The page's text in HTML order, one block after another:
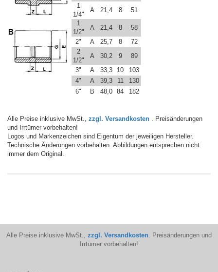
1
1/4"
A 21,4 8
51
1
1/2"
A 21,4 8
58
2"
A 25,7 8
72
2
1/2"
A 30,2 9
89
3"
A 33,3 10
103
4"
A 39,3 11
130
6"
B 48,0 84 182
Alle Preise inklusive MwSt., zzgl. Versandkosten . Preisänderungen
und Irrtümer vorbehalten!
Logos und Markenzeichen sind Eigentum der jeweiligen Hersteller.
Technische Änderungen vorbehalten. Abbildungen entsprechen nicht
immer dem Original.
Alle Preise inklusive MwSt., zzgl. Versandkosten. Preisänderungen und
Irrtümer vorbehalten!